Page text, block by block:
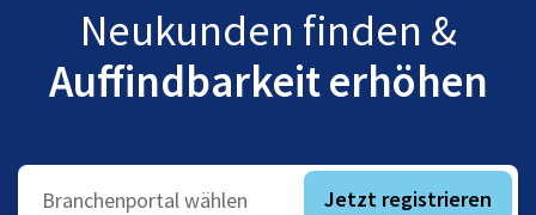
Neukunden finden &
Auffindbarkeit erhöhen
Branchenportal wählen Jetzt registrieren